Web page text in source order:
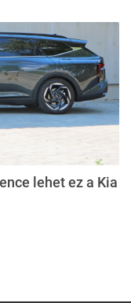
lehet ez a Kia